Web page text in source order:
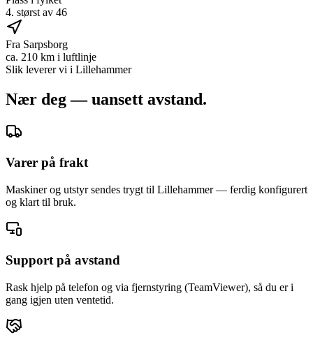
4. størst av 46
Fra Sarpsborg
ca. 210 km i luftlinje
Slik leverer vi i Lillehammer
Nær deg — uansett avstand.
Varer på frakt
Maskiner og utstyr sendes trygt til Lillehammer — ferdig konfigurert
og klart til bruk.
Support på avstand
Rask hjelp på telefon og via fjernstyring (TeamViewer), så du er i
gang igjen uten ventetid.